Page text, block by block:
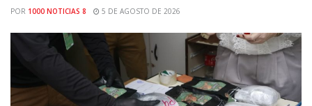
POR 1000 NOTICIAS 8 5 DE AGOSTO DE 2026